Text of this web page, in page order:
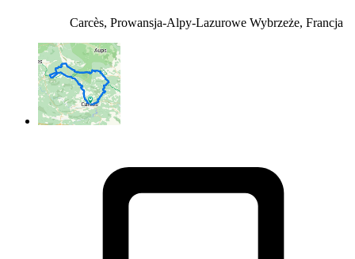
Carcès, Prowansja-Alpy-Lazurowe Wybrzeże, Francja